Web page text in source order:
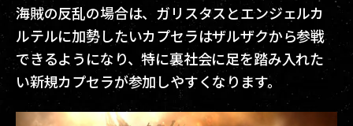
海賊の反乱の場合は、ガリスタスとエンジェルカ
ルテルに加勢したいカプセラはザルザクから参戦
できるようになり、特に裏社会に足を踏み入れた
い新規カプセラが参加しやすくなります。